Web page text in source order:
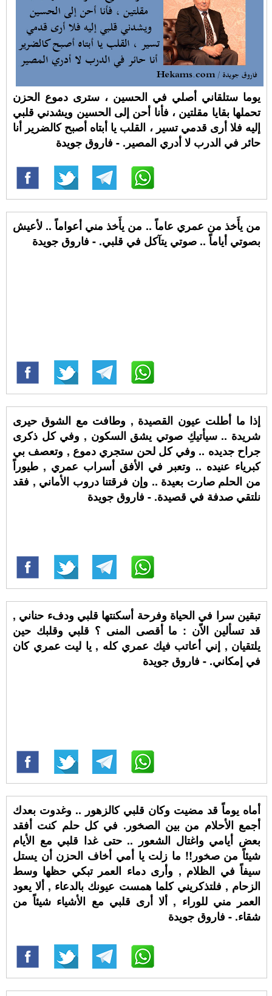
يوما ستلقاني أصلي في الحسين ، سترى دموع الحزن
تحملها بقايا مقلتين ، فأنا أحن إلى الحسين ويشدني قلبي
إليه فلا أرى قدمي تسير ، القلب يا أبتاه أصبح كالضرير أنا
حائر في الدرب لا أدري المصير. - فاروق جويدة
من يأَخذ من عمري عاماً .. من يأَخذ مني أعواماً .. لأعيش
بصوتي أياماً .. صوتي يتآكل في قلبي. - فاروق جويدة
إذا ما أطلت عيون القصيدة , وطافت مع الشوق حيرى
شريدة .. سيأتيكِ صوتي يشق السكون , وفي كل ذكرى
جراح جديده .. وفي كل لحن ستجري دموع , وتعصف بي
كبرياء عنيده .. وتعبر في الأفق أسراب عمري , طيوراً
من الحلم صارت بعيدة .. وإن فرقتنا دروب الأماني , فقد
نلتقي صدفة في قصيدة. - فاروق جويدة
تبقين سرا في الحياة وفرحة أسكنتها قلبي ودفء حناني ,
قد تسألين الاّن : ما أقصى المنى ؟ قلبي وقلبك حين
يلتقيان , إني أعاتب فيك عمري كله , يا ليت عمري كان
في إمكاني. - فاروق جويدة
أماه يوماً قد مضيت وكان قلبي كالزهور .. وغدوت بعدك
أجمع الأحلام من بين الصخور. في كل حلم كنت أفقد
بعض أيامي واغتال الشعور .. حتى غدا قلبي مع الأيام
شيئاً من صخور!! ما زلت يا أمي أخاف الحزن أن يستل
سيفاً في الظلام , وأرى دماء العمر تبكي حظها وسط
الزحام , فلتذكريني كلما همست عيونك بالدعاء , ألا يعود
العمر مني للوراء , ألا أرى قلبي مع الأشياء شيئاً من
شقاء. - فاروق جويدة